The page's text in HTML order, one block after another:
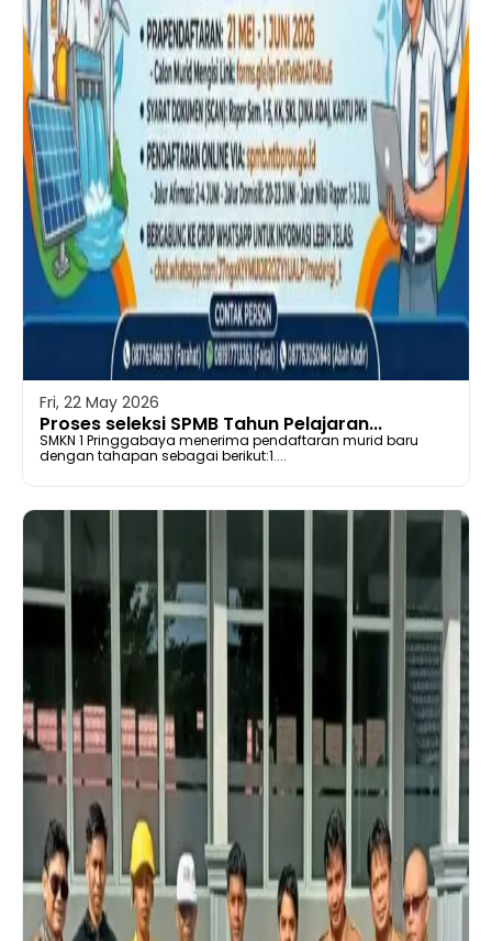
Fri, 22 May 2026
Proses seleksi SPMB Tahun Pelajaran...
SMKN 1 Pringgabaya menerima pendaftaran murid baru
dengan tahapan sebagai berikut:1....